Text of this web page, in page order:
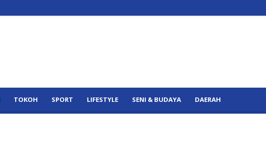
TOKOH SPORT LIFESTYLE SENI & BUDAYA DAERAH